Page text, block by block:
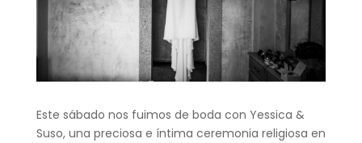
Este sábado nos fuimos de boda con Yessica &
Suso, una preciosa e íntima ceremonia religiosa en